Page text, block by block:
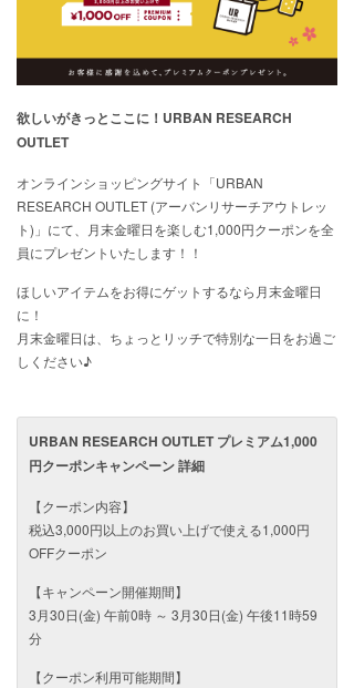
欲しいがきっとここに！URBAN RESEARCH
OUTLET
オンラインショッピングサイト「URBAN
RESEARCH OUTLET (アーバンリサーチアウトレッ
ト)」にて、月末金曜日を楽しむ1,000円クーポンを全
員にプレゼントいたします！！
ほしいアイテムをお得にゲットするなら月末金曜日
に！
月末金曜日は、ちょっとリッチで特別な一日をお過ご
しください♪
URBAN RESEARCH OUTLET プレミアム1,000
円クーポンキャンペーン 詳細
【クーポン内容】
税込3,000円以上のお買い上げで使える1,000円
OFFクーポン
【キャンペーン開催期間】
3月30日(金) 午前0時 ～ 3月30日(金) 午後11時59
分
【クーポン利用可能期間】